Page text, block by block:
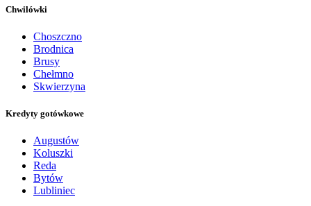
Chwilówki
Choszczno
Brodnica
Brusy
Chełmno
Skwierzyna
Kredyty gotówkowe
Augustów
Koluszki
Reda
Bytów
Lubliniec